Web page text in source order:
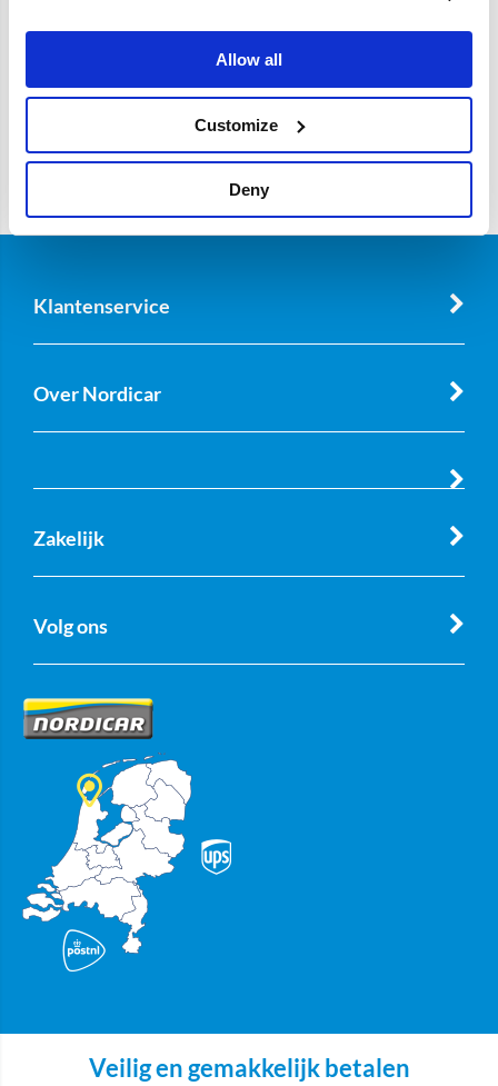
Allow all
Customize
Deny
Klantenservice
Over Nordicar
Zakelijk
Volg ons
Veilig en gemakkelijk betalen